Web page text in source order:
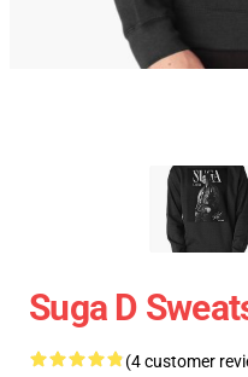
Suga D
(4 customer